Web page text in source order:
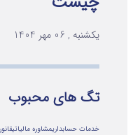
یکشنبه , 06 مهر 1404
تگ های محبوب
خدمات حسابداریمشاوره مالیاتی